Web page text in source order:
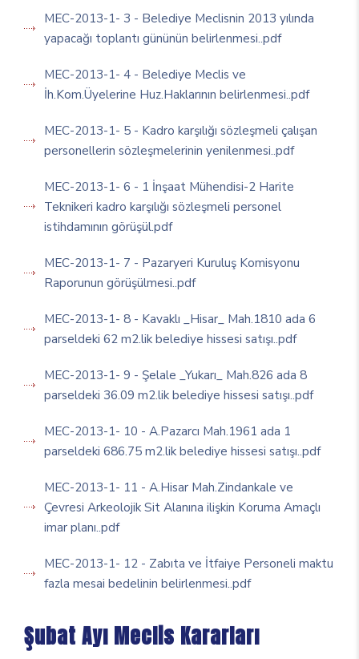
MEC-2013-1- 3 - Belediye Meclisnin 2013 yılında
yapacağı toplantı gününün belirlenmesi..pdf
MEC-2013-1- 4 - Belediye Meclis ve
İh.Kom.Üyelerine Huz.Haklarının belirlenmesi..pdf
MEC-2013-1- 5 - Kadro karşılığı sözleşmeli çalışan
personellerin sözleşmelerinin yenilenmesi..pdf
MEC-2013-1- 6 - 1 İnşaat Mühendisi-2 Harite
Teknikeri kadro karşılığı sözleşmeli personel
istihdamının görüşül.pdf
MEC-2013-1- 7 - Pazaryeri Kuruluş Komisyonu
Raporunun görüşülmesi..pdf
MEC-2013-1- 8 - Kavaklı _Hisar_ Mah.1810 ada 6
parseldeki 62 m2.lik belediye hissesi satışı..pdf
MEC-2013-1- 9 - Şelale _Yukarı_ Mah.826 ada 8
parseldeki 36.09 m2.lik belediye hissesi satışı..pdf
MEC-2013-1- 10 - A.Pazarcı Mah.1961 ada 1
parseldeki 686.75 m2.lik belediye hissesi satışı..pdf
MEC-2013-1- 11 - A.Hisar Mah.Zindankale ve
Çevresi Arkeolojik Sit Alanına ilişkin Koruma Amaçlı
imar planı..pdf
MEC-2013-1- 12 - Zabıta ve İtfaiye Personeli maktu
fazla mesai bedelinin belirlenmesi..pdf
Şubat Ayı Meclis Kararları